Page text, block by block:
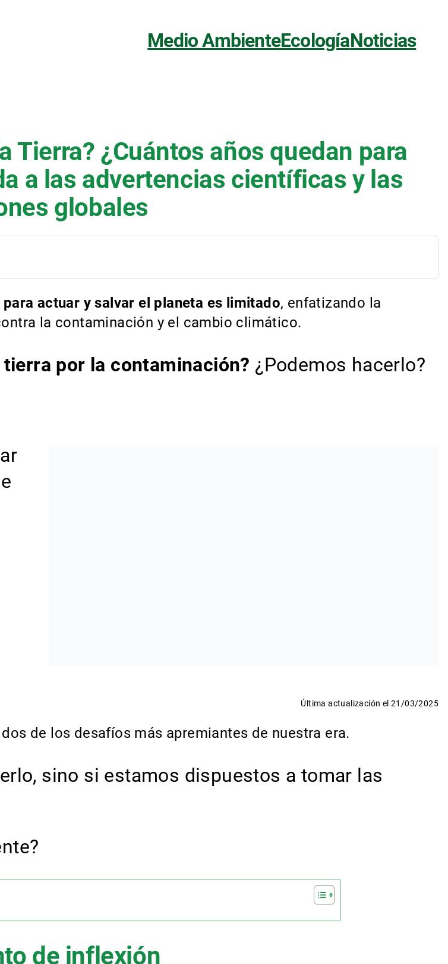
Medio AmbienteEcologíaNoticias
Tierra? ¿Cuántos años quedan para
a las advertencias científicas y las
globales
actuar y salvar el planeta es limitado, enfatizando la
la contaminación y el cambio climático.
por la contaminación? ¿Podemos hacerlo?
Última actualización el 21/03/2025
de los desafíos más apremiantes de nuestra era.
sino si estamos dispuestos a tomar las
de inflexión